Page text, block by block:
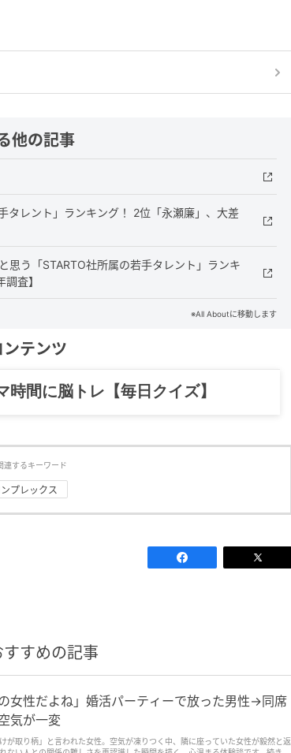
他の記事
レント」ランキング！ 2位「永瀬廉」、大差
う「STARTO社所属の若手タレント」ランキ
査】
※All Aboutに移動します
テンツ
全部、読めます。
連するキーワード
プレックス
すめの記事
女性だよね」婚活パーティーで放った男性→同席
気が一変
が取り柄」と言われた女性。空気が凍りつく中、隣に座っていた女性が毅然と返